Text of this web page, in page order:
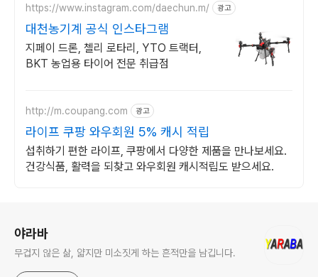
https://www.instagram.com/daechun.m/ 광고
대천농기계 공식 인스타그램
지페이 드론, 첼리 로타리, YTO 트랙터,
BKT 농업용 타이어 전문 취급점
http://m.coupang.com 광고
라이프 쿠팡 와우회원 5% 캐시 적립
섭취하기 편한 라이프, 쿠팡에서 다양한 제품을 만나보세요.
건강식품, 활력을 되찾고 와우회원 캐시적립도 받으세요.
야라바
무겁지 않은 삶, 얇지만 미소짓게 하는 흔적만을 남깁니다.